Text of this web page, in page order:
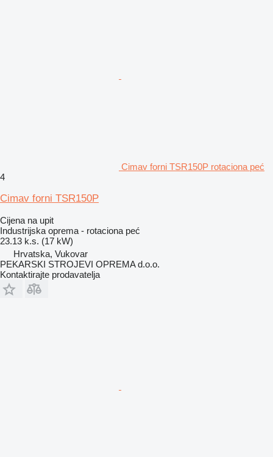
Cimav forni TSR150P rotaciona peć
4
Cimav forni TSR150P
Cijena na upit
Industrijska oprema - rotaciona peć
23.13 k.s. (17 kW)
Hrvatska, Vukovar
PEKARSKI STROJEVI OPREMA d.o.o.
Kontaktirajte prodavatelja